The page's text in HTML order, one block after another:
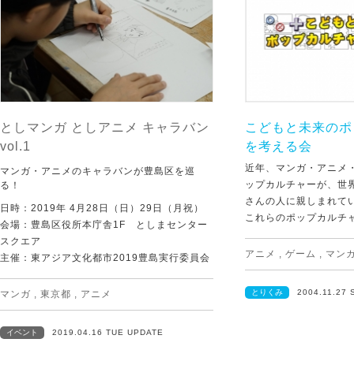
としマンガ としアニメ キャラバン
vol.1
マンガ・アニメのキャラバンが豊島区を巡
る！
日時：2019年 4月28日（日）29日（月祝）
会場：豊島区役所本庁舎1F としまセンター
スクエア
主催：東アジア文化都市2019豊島実行委員会
マンガ , 東京都 , アニメ
イベント 2019.04.16 TUE UPDATE
こどもと未来の
を考える会
近年、マンガ・アニメ
ップカルチャーが、世
さんの人に親しまれて
これらのポップカルチ
アニメ , ゲーム , マン
とりくみ 2004.11.27